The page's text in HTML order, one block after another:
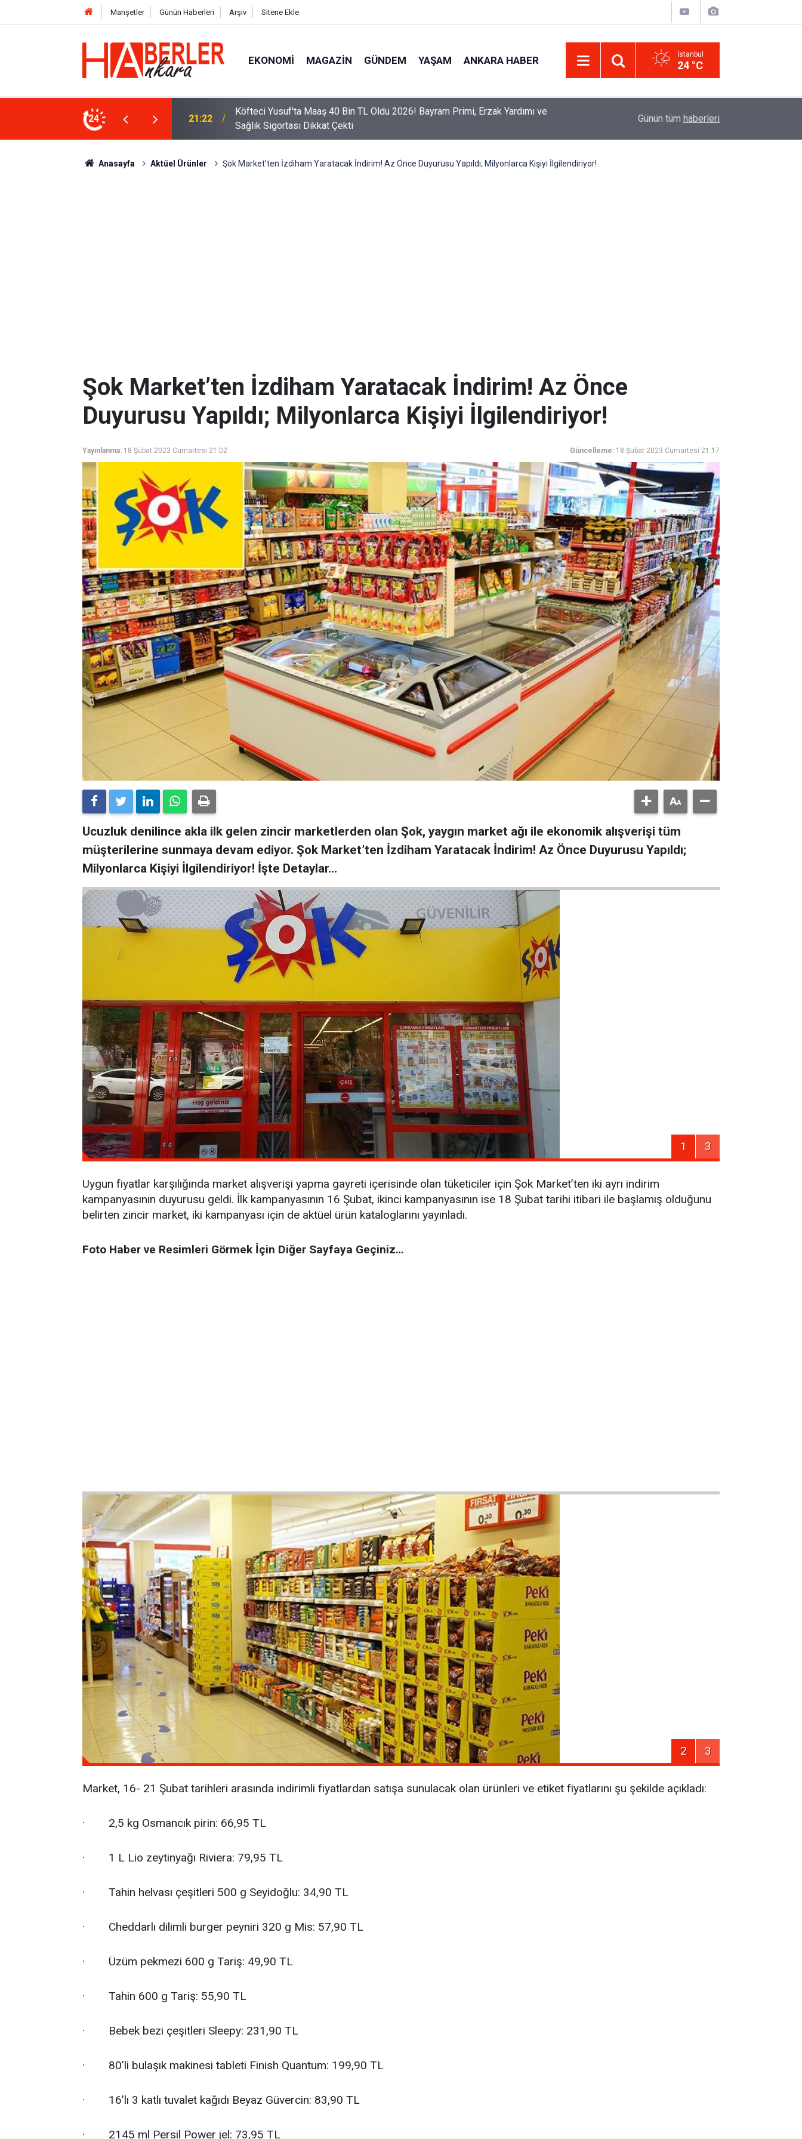
Manşetler Günün Haberleri Arşiv Sitene Ekle
EKONOMI MAGAZIN GÜNDEM YAŞAM ANKARA HABER İstanbul
24 °C
24
2026! Bayram Primi, Erzak Yardımı ve
12:33 Sürücüler Dikkat! Yeni Dönemde 3 İhlal Ehliyet İptaline Neden Olacak
Uzadı, Ödeme Kuralları Değişti
Günün tüm haberleri
Anasayfa Aktüel Ürünler Şok Market’ten İzdiham Yaratacak İndirim! Az Önce Duyurusu Yapıldı; Milyonlarca Kişiyi İlgilendiriyor!
Şok Market’ten İzdiham Yaratacak İndirim! Az Önce
Duyurusu Yapıldı; Milyonlarca Kişiyi İlgilendiriyor!
Yayınlanma: 18 Şubat 2023 Cumartesi 21:02 Güncelleme: 18 Şubat 2023 Cumartesi 21:17
Ucuzluk denilince akla ilk gelen zincir marketlerden olan Şok, yaygın market ağı ile ekonomik alışverişi tüm
müşterilerine sunmaya devam ediyor. Şok Market’ten İzdiham Yaratacak İndirim! Az Önce Duyurusu Yapıldı;
Milyonlarca Kişiyi İlgilendiriyor! İşte Detaylar...
1 3
Uygun fiyatlar karşılığında market alışverişi yapma gayreti içerisinde olan tüketiciler için Şok Market’ten iki ayrı indirim
kampanyasının duyurusu geldi. İlk kampanyasının 16 Şubat, ikinci kampanyasının ise 18 Şubat tarihi itibari ile başlamış olduğunu
belirten zincir market, iki kampanyası için de aktüel ürün kataloglarını yayınladı.
Foto Haber ve Resimleri Görmek İçin Diğer Sayfaya Geçiniz…
2 3
Market, 16- 21 Şubat tarihleri arasında indirimli fiyatlardan satışa sunulacak olan ürünleri ve etiket fiyatlarını şu şekilde açıkladı:
· 2,5 kg Osmancık pirin: 66,95 TL
· 1 L Lio zeytinyağı Riviera: 79,95 TL
· Tahin helvası çeşitleri 500 g Seyidoğlu: 34,90 TL
· Cheddarlı dilimli burger peyniri 320 g Mis: 57,90 TL
· Üzüm pekmezi 600 g Tariş: 49,90 TL
· Tahin 600 g Tariş: 55,90 TL
· Bebek bezi çeşitleri Sleepy: 231,90 TL
· 80’li bulaşık makinesi tableti Finish Quantum: 199,90 TL
· 16’lı 3 katlı tuvalet kağıdı Beyaz Güvercin: 83,90 TL
· 2145 ml Persil Power jel: 73,95 TL